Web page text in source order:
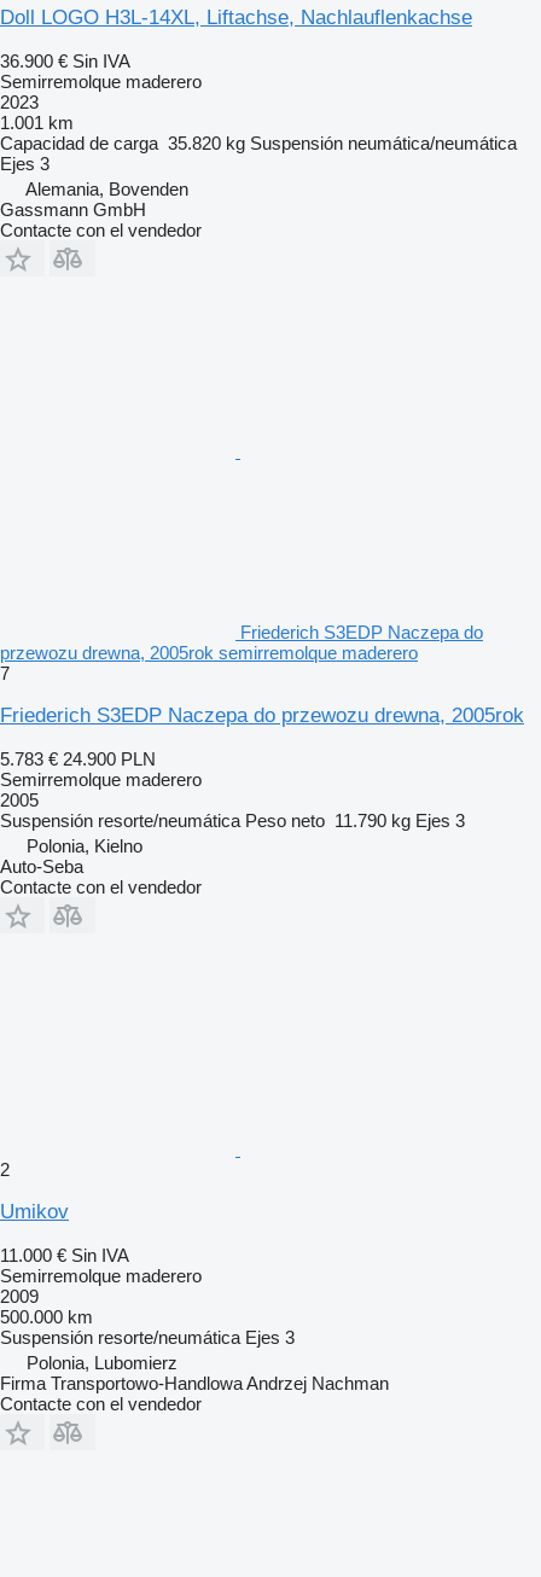
Doll LOGO H3L-14XL, Liftachse, Nachlauflenkachse
36.900 € Sin IVA
Semirremolque maderero
2023
1.001 km
Capacidad de carga 35.820 kg Suspensión neumática/neumática
Ejes 3
Alemania, Bovenden
Gassmann GmbH
Contacte con el vendedor
Friederich S3EDP Naczepa do
przewozu drewna, 2005rok semirremolque maderero
7
Friederich S3EDP Naczepa do przewozu drewna, 2005rok
5.783 € 24.900 PLN
Semirremolque maderero
2005
Suspensión resorte/neumática Peso neto 11.790 kg Ejes 3
Polonia, Kielno
Auto-Seba
Contacte con el vendedor
2
Umikov
11.000 € Sin IVA
Semirremolque maderero
2009
500.000 km
Suspensión resorte/neumática Ejes 3
Polonia, Lubomierz
Firma Transportowo-Handlowa Andrzej Nachman
Contacte con el vendedor